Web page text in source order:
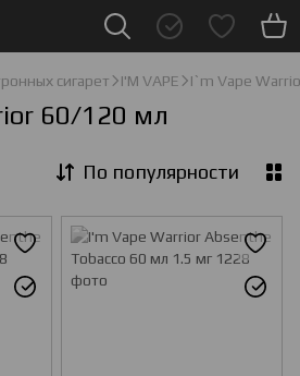
сигарет I'М VAPE I`m Vape
60/120 мл
По популярности